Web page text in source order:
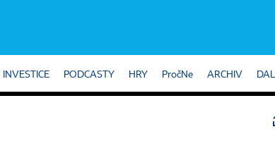
INVESTICE PODCASTY HRY PročNe ARCHIV